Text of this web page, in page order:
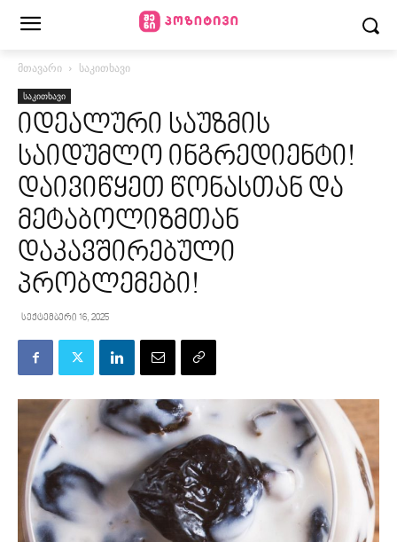
მთავარი საკითხავი
საკითხავი
იდეალური საუზმის
საიდუმლო ინგრედიენტი!
დაივიწყეთ წონასთან და
მეტაბოლიზმთან
დაკავშირებული
პრობლემები!
სექტემბერი 16, 2025